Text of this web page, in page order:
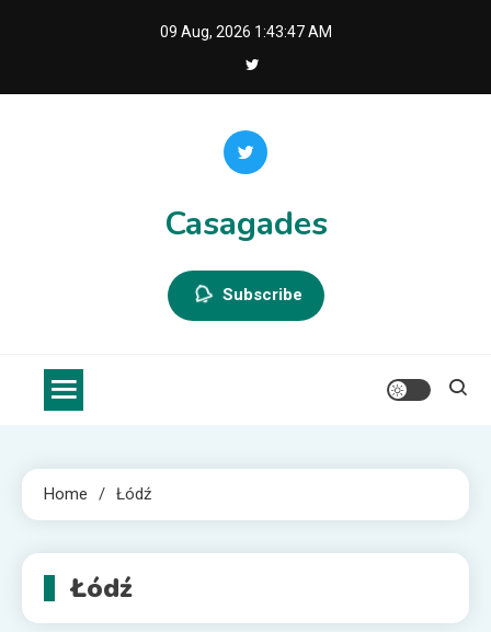
09 Aug, 2026 1:43:48 AM
Casagades
Subscribe
Home Łódź
Łódź